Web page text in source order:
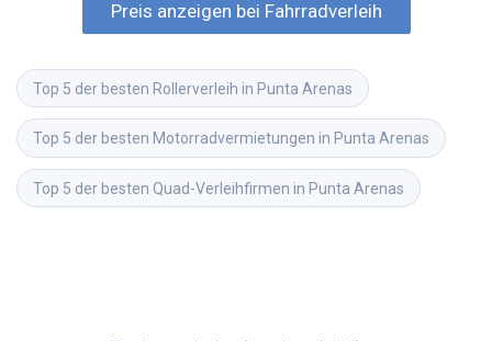
Preis anzeigen bei Fahrradverleih
Top 5 der besten Rollerverleih in Punta Arenas
Top 5 der besten Motorradvermietungen in Punta Arenas
Top 5 der besten Quad-Verleihfirmen in Punta Arenas